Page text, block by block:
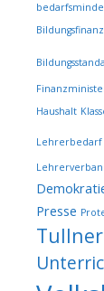
Haushalt
Lehrerbedarf
Presse
Tullner